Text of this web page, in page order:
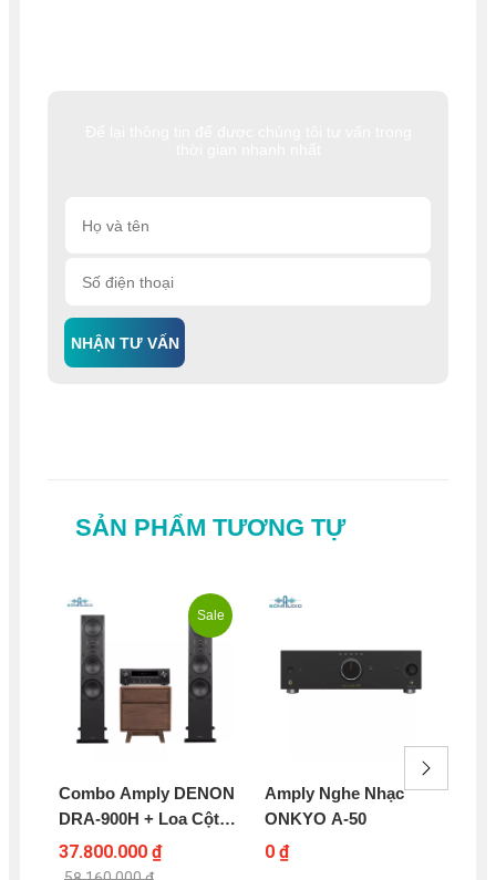
NHẬN TƯ VẤN
SẢN PHẨM TƯƠNG TỰ
Sale
Combo Amply DENON
DRA-900H + Loa Cột
MAGNAT SIGNATURE
507 – DM3
37.800.000 ₫
Amply Nghe Nhạc
ONKYO A-50
0 ₫